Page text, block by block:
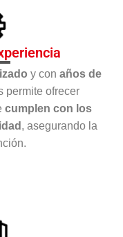
y con años de
permite ofrecer
cumplen con los
, asegurando la